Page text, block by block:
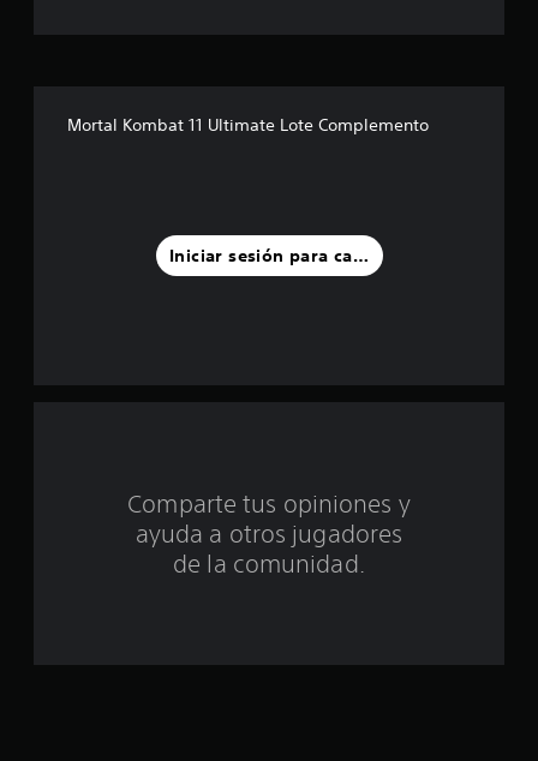
s
t
d
Mortal Kombat 11 Ultimate Lote Complemento
Iniciar sesión para calificar
Comparte tus opiniones y
ayuda a otros jugadores
de la comunidad.